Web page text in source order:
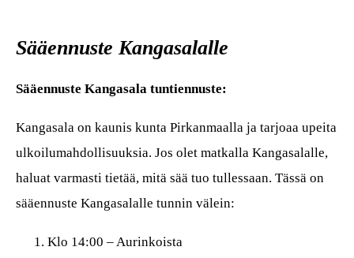
Sääennuste Kangasalalle
Sääennuste Kangasala tuntiennuste:
Kangasala on kaunis kunta Pirkanmaalla ja tarjoaa upeita
ulkoilumahdollisuuksia. Jos olet matkalla Kangasalalle,
haluat varmasti tietää, mitä sää tuo tullessaan. Tässä on
sääennuste Kangasalalle tunnin välein:
Klo 14:00 – Aurinkoista